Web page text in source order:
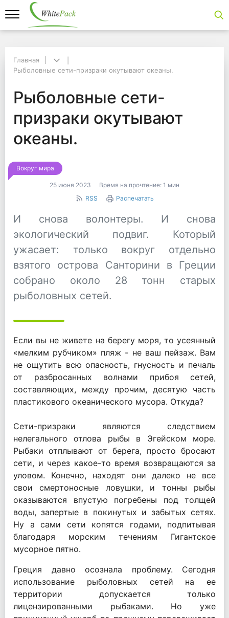
Рыболовные сети-призраки окутывают океаны.
Рыболовные сети-
Главная
Рыболовные сети-призраки окутывают океаны.
Рыболовные сети-
призраки окутывают
океаны.
Вокруг мира
25 июня 2023 Время на прочтение: 1 мин
RSS
Распечатать
И снова волонтеры. И снова
экологический подвиг. Который
ужасает: только вокруг отдельно
взятого острова Санторини в Греции
собрано около 28 тонн старых
рыболовных сетей.
Если вы не живете на берегу моря, то усеянный
«мелким рубчиком» пляж - не ваш пейзаж. Вам
не ощутить всю опасность, гнусность и печаль
от разбросанных волнами прибоя сетей,
составляющих, между прочим, десятую часть
пластикового океанического мусора. Откуда?
Сети-призраки являются следствием
нелегального отлова рыбы в Эгейском море.
Рыбаки отплывают от берега, просто бросают
сети, и через какое-то время возвращаются за
уловом. Конечно, находят они далеко не все
свои смертоносные ловушки, и тонны рыбы
оказываются впустую погребены под толщей
воды, запертые в покинутых и забытых сетях.
Ну а сами сети копятся годами, подпитывая
благодаря морским течениям Гигантское
мусорное пятно.
Греция давно осознала проблему. Сегодня
использование рыболовных сетей на ее
территории допускается только
лицензированными рыбаками. Но уже